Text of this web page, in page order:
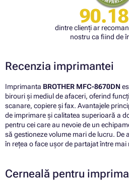
dintre clienți ar
nostru ca fiind de
Recenzia imprimantei
Imprimanta BROTHER MFC-8670DN
birouri și mediul de afaceri, oferind
scanare, copiere și fax. Avantajele
de imprimare și calitatea superioară a
pentru cei care au nevoie de un
să gestioneze volume mari de lucru. De
în rețea o face ușor de partajat între
Cerneală pentru